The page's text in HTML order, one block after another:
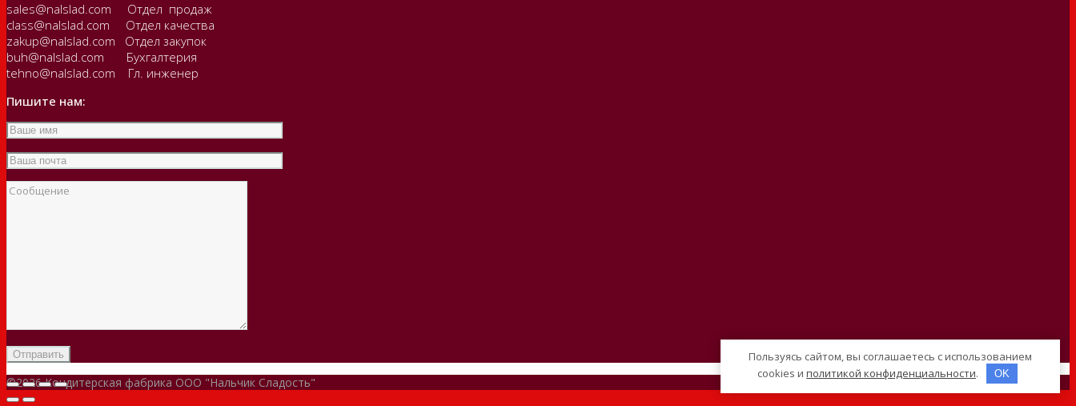
sales@nalslad.com Отдел продаж
class@nalslad.com Отдел качества
zakup@nalslad.com Отдел закупок
buh@nalslad.com Бухгалтерия
tehno@nalslad.com Гл. инженер
Пишите нам:
©2026 Кондитерская фабрика ООО "Нальчик Сладость"
Пользуясь сайтом, вы соглашаетесь с использованием
cookies иполитикой конфиденциальности. OK